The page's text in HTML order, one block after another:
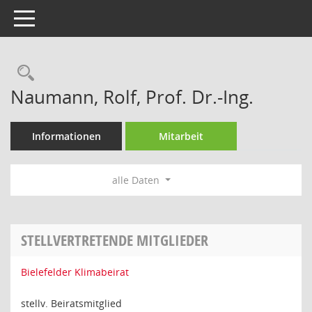
Toggle navigation
Rechercheauswahl
Naumann, Rolf, Prof. Dr.-Ing.
Informationen Mitarbeit
alle Daten
STELLVERTRETENDE MITGLIEDER
Bielefelder Klimabeirat
stellv. Beiratsmitglied